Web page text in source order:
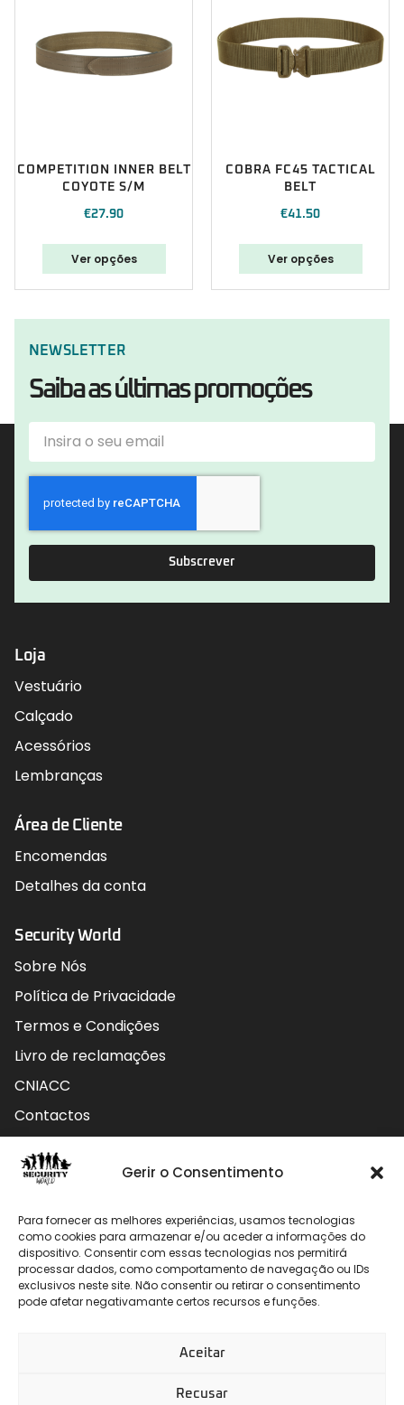
Gerir o Consentimento
Para fornecer as melhores experiências, usamos tecnologias
como cookies para armazenar e/ou aceder a informações do
dispositivo. Consentir com essas tecnologias nos permitirá
processar dados, como comportamento de navegação ou IDs
exclusivos neste site. Não consentir ou retirar o consentimento
pode afetar negativamante certos recursos e funções.
Aceitar
Recusar
COMPETITION INNER BELT
COYOTE S/M
€27.90
Ver opções
COBRA FC45 TACTICAL
BELT
€41.50
Ver opções
NEWSLETTER
Saiba as últimas promoções
Subscrever
Loja
Vestuário
Calçado
Acessórios
Lembranças
Área de Cliente
Encomendas
Detalhes da conta
Security World
Sobre Nós
Política de Privacidade
Termos e Condições
Livro de reclamações
CNIACC
Contactos
Contactos
912 009 740 (Chamada para rede móvel nacional)
geral@securityworld.pt